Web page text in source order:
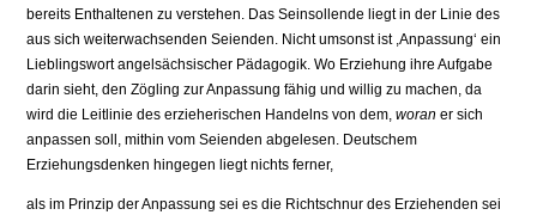
bereits Enthaltenen zu verstehen. Das Seinsollende liegt in der Linie des
aus sich weiterwachsenden Seienden. Nicht umsonst ist ,Anpassung‘ ein
Lieblingswort angelsächsischer Pädagogik. Wo Erziehung ihre Aufgabe
darin sieht, den Zögling zur Anpassung fähig und willig zu machen, da
wird die Leitlinie des erzieherischen Handelns von dem,woran er sich
anpassen soll, mithin vom Seienden abgelesen. Deutschem
Erziehungsdenken hingegen liegt nichts ferner,
als im Prinzip der Anpassung sei es die Richtschnur des Erziehenden sei